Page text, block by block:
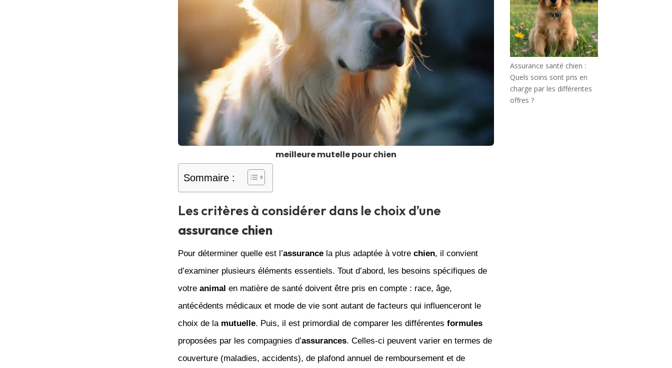
meilleure mutelle pour chien
Sommaire :
Les critères à considérer dans le choix d’une
assurance chien
Pour déterminer quelle est l’assurancela plus adaptée à votre chien, il convient
d’examiner plusieurs éléments essentiels. Tout d’abord, les besoins spécifiques de
votre animal en matière de santé doivent être pris en compte : race, âge,
antécédents médicaux et mode de vie sont autant de facteurs qui influenceront le
choix de la mutuelle. Puis, il est primordial de comparer les différentes formules
proposées par les compagnies d’assurances. Celles-ci peuvent varier en termes de
couverture (maladies, accidents), de plafond annuel de remboursement et de
Assurance santé chien :
Quels soins sont pris en
charge par les différentes
offres ?